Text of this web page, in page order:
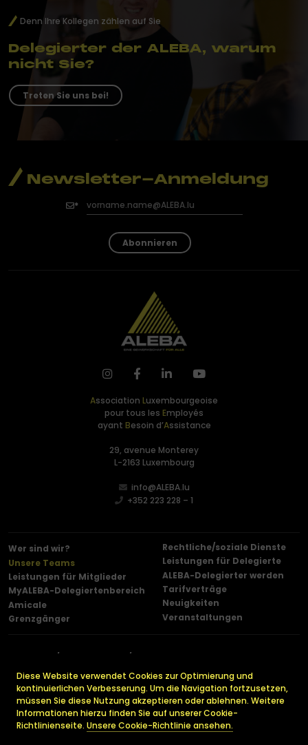
Denn Ihre Kollegen zählen auf Sie
Delegierter der ALEBA, warum
nicht Sie?
Treten Sie uns bei!
Newsletter-Anmeldung
Abonnieren
Association Luxembourgeoise
pour tous les Employés
ayant Besoin d’Assistance
29, avenue Monterey
L-2163 Luxembourg
info@ALEBA.lu
+352 223 228 – 1
Wer sind wir?
Unsere Teams
Leistungen für Mitglieder
MyALEBA-Delegiertenbereich
Amicale
Grenzgänger
Rechtliche/soziale Dienste
Leistungen für Delegierte
ALEBA-Delegierter werden
Tarifverträge
Neuigkeiten
Veranstaltungen
© 2026 ALEBA. Alle Rechte vorbehalten.
Cookies
Pressemitteilungen
Diese Website verwendet Cookies zur Optimierung und
kontinuierlichen Verbesserung. Um die Navigation fortzusetzen,
müssen Sie diese Nutzung akzeptieren oder ablehnen. Weitere
Informationen hierzu finden Sie auf unserer Cookie-
Richtlinienseite. Unsere Cookie-Richtlinie ansehen.